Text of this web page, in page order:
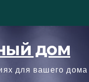
дом
для вашего дома